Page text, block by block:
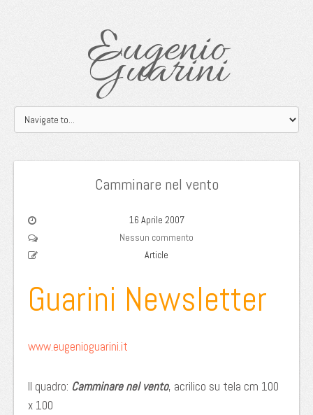
Eugenio
Guarini
Camminare nel vento
16 Aprile 2007
Nessun commento
Article
Guarini Newsletter
www.eugenioguarini.it
Il quadro: Camminare nel vento, acrilico su tela cm 100
x 100